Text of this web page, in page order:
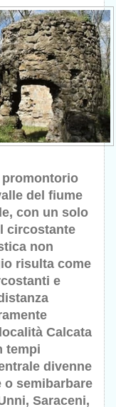
promontorio
del fiume
con un solo
circostante
non
risulta come
e
Calcata
tempi
divenne
semibarbare
Saraceni,